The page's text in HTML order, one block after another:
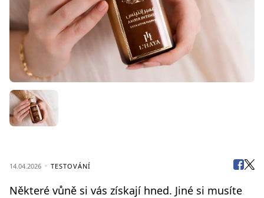
14.04.2026 TESTOVÁNÍ
Některé vůně si vás získají hned. Jiné si musíte